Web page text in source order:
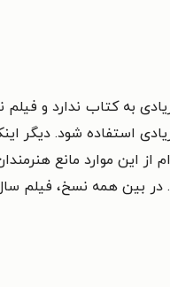
به کتاب ندارد و فیلم
استفاده شود. دیگر